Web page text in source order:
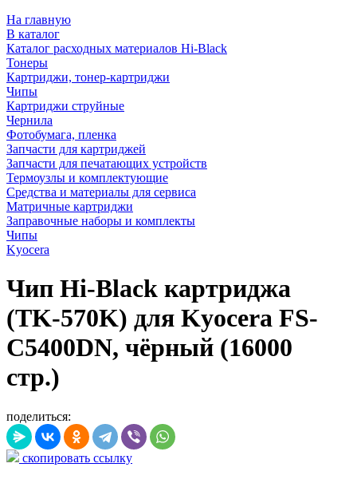
На главную
В каталог
Каталог расходных материалов Hi-Black
Тонеры
Картриджи, тонер-картриджи
Чипы
Картриджи струйные
Чернила
Фотобумага, пленка
Запчасти для картриджей
Запчасти для печатающих устройств
Термоузлы и комплектующие
Средства и материалы для сервиса
Матричные картриджи
Заправочные наборы и комплекты
Чипы
Kyocera
Чип Hi-Black картриджа
(TK-570K) для Kyocera FS-
C5400DN, чёрный (16000
стр.)
поделиться:
скопировать ссылку